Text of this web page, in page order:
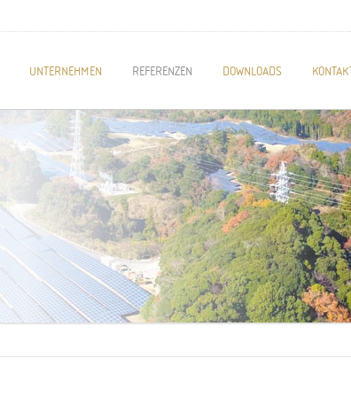
UNTERNEHMEN REFERENZEN DOWNLOADS